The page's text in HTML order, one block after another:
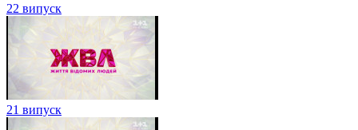
22 випуск
21 випуск